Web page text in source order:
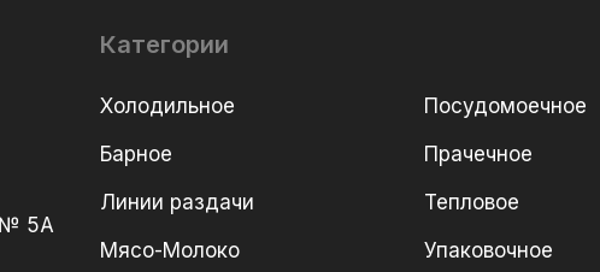
№ 5А
Категории
Холодильное
Барное
Линии раздачи
Мясо-Молоко
Посудомоечное
Прачечное
Тепловое
Упаковочное